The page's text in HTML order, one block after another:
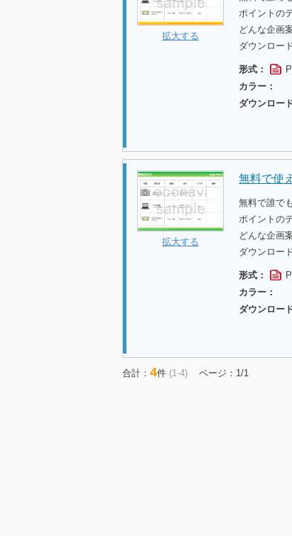
拡大する
ポイントの
どんな企画
ダウンロー
形式：
カラー：
ダウンロー
拡大する
無料で使
無料で誰で
ポイントの
どんな企画
ダウンロー
形式：
カラー：
ダウンロー
合計： 4件 (1-4) ページ：1/1